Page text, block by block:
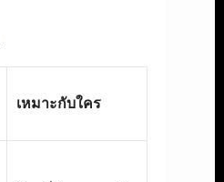
เหมาะกับใคร